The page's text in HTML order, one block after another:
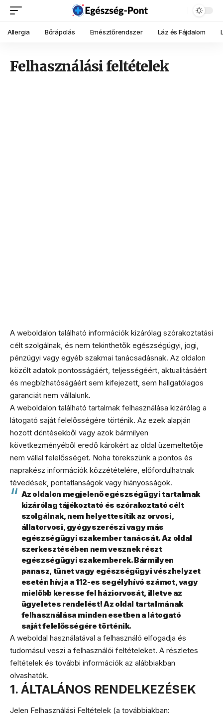
Allergia Bőrápolás Emésztőrendszer Láz és Fájdalom
Felhasználási feltételek
A weboldalon található információk kizárólag szórakoztatási
célt szolgálnak, és nem tekinthetők egészségügyi, jogi,
pénzügyi vagy egyéb szakmai tanácsadásnak. Az oldalon
közölt adatok pontosságáért, teljességéért, aktualitásáért
és megbízhatóságáért sem kifejezett, sem hallgatólagos
garanciát nem vállalunk.
A weboldalon található tartalmak felhasználása kizárólag a
látogató saját felelősségére történik. Az ezek alapján
hozott döntésekből vagy azok bármilyen
következményéből eredő károkért az oldal üzemeltetője
nem vállal felelősséget. Noha törekszünk a pontos és
naprakész információk közzétételére, előfordulhatnak
tévedések, pontatlanságok vagy hiányosságok.
Az oldalon megjelenő egészségügyi tartalmak
kizárólag tájékoztató és szórakoztató célt
szolgálnak, nem helyettesítik az orvosi,
állatorvosi, gyógyszerészi vagy más
egészségügyi szakember tanácsát. Az oldal
szerkesztésében nem vesznek részt
egészségügyi szakemberek. Bármilyen
panasz, tünet vagy egészségügyi vészhelyzet
esetén hívja a 112-es segélyhívó számot, vagy
mielőbb keresse fel háziorvosát, illetve az
ügyeletes rendelést! Az oldal tartalmának
felhasználása minden esetben a látogató
saját felelősségére történik.
A weboldal használatával a felhasználó elfogadja és
tudomásul veszi a felhasználói feltételeket. A részletes
feltételek és további információk az alábbiakban
olvashatók.
1. ÁLTALÁNOS RENDELKEZÉSEK
Jelen Felhasználási Feltételek (a továbbiakban: